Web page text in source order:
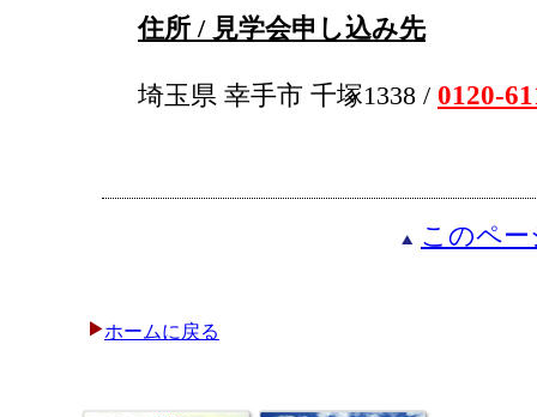
住所 / 見学会申し込み先
埼玉県 幸手市 千塚1338 / 0120-
このペ
ホームに戻る